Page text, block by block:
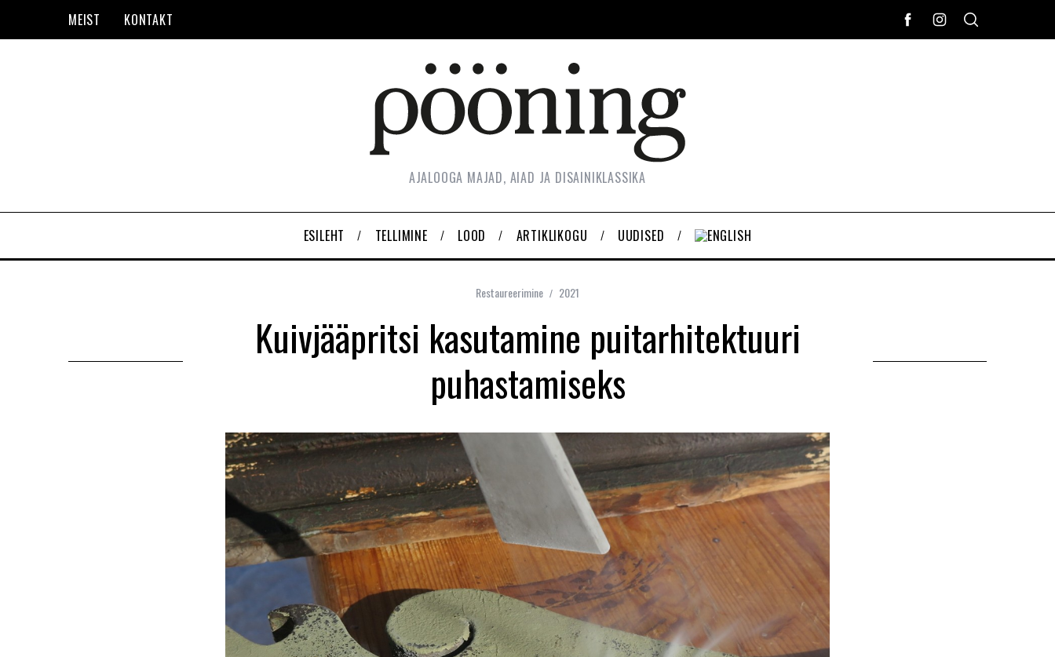
MEIST KONTAKT
AJALOOGA MAJAD, AIAD JA DISAINIKLASSIKA
ESILEHT TELLIMINE LOOD ARTIKLIKOGU UUDISED
Restaureerimine 2021
Kuivjääpritsi kasutamine puitarhitektuuri
puhastamiseks